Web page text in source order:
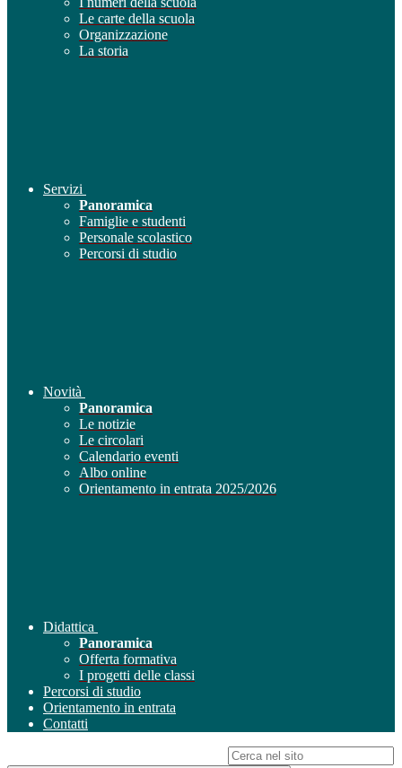
Le carte della scuola
Organizzazione
La storia
Servizi
Panoramica
Famiglie e studenti
Personale scolastico
Percorsi di studio
Novità
Panoramica
Le notizie
Le circolari
Calendario eventi
Albo online
Orientamento in entrata 2025/2026
Didattica
Panoramica
Offerta formativa
I progetti delle classi
Percorsi di studio
Orientamento in entrata
Contatti